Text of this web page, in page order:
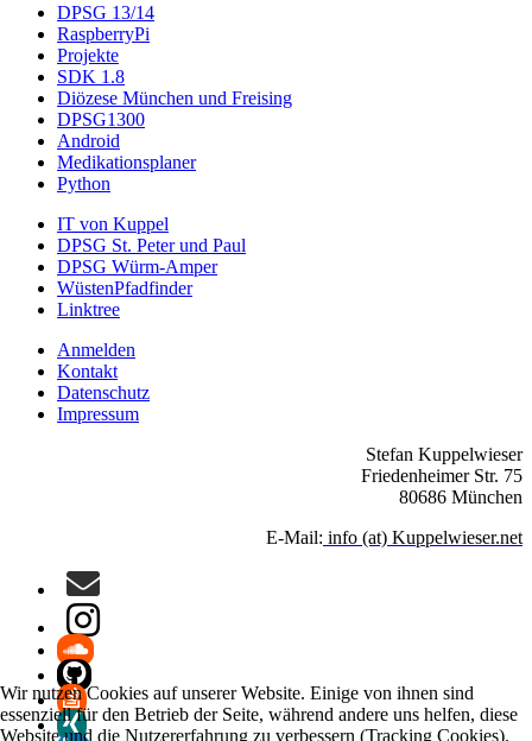
DPSG 13/14
RaspberryPi
Projekte
SDK 1.8
Diözese München und Freising
DPSG1300
Android
Medikationsplaner
Python
IT von Kuppel
DPSG St. Peter und Paul
DPSG Würm-Amper
WüstenPfadfinder
Linktree
Anmelden
Kontakt
Datenschutz
Impressum
Stefan Kuppelwieser
Friedenheimer Str. 75
80686 München
E-Mail: info (at) Kuppelwieser.net
Wir nutzen Cookies auf unserer Website. Einige von ihnen sind
essenziell für den Betrieb der Seite, während andere uns helfen, diese
Website und die Nutzererfahrung zu verbessern (Tracking Cookies).